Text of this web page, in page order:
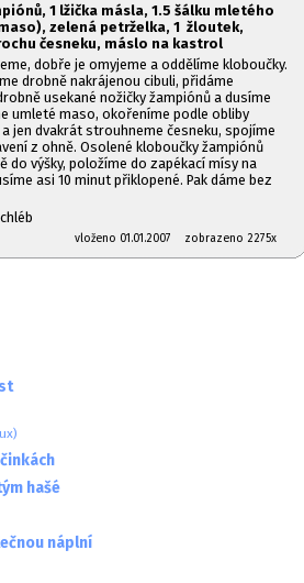
1 lžička másla, 1.5 šálku mletého
zelená petrželka, 1 žloutek,
česneku, máslo na kastrol
dobře je omyjeme a oddělíme kloboučky.
drobně nakrájenou cibuli, přidáme
usekané nožičky žampiónů a dusíme
umleté maso, okořeníme podle obliby
jen dvakrát strouhneme česneku, spojíme
z ohně. Osolené kloboučky žampiónů
do výšky, položíme do zapékací mísy na
asi 10 minut přiklopené. Pak dáme bez
vloženo 01.01.2007 zobrazeno 2275x
hašé
náplní